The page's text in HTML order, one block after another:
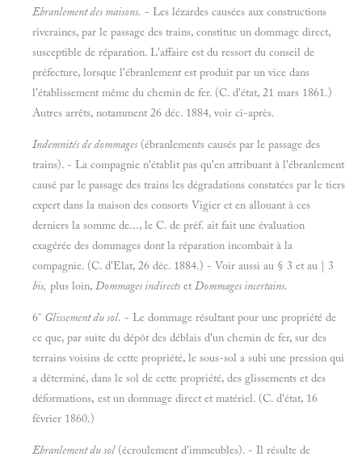
Ebranlement des maisons. - Les lézardes causées aux constructions
riveraines, par le passage des trains, constitue un dommage direct,
susceptible de réparation. L'affaire est du ressort du conseil de
préfecture, lorsque l'ébranlement est produit par un vice dans
l'établissement même du chemin de fer. (C. d'état, 21 mars 1861.)
Autres arrêts, notamment 26 déc. 1884, voir ci-après.
Indemnités de dommages (ébranlements causés par le passage des
trains). - La compagnie n'établit pas qu'en attribuant à l'ébranlement
causé par le passage des trains les dégradations constatées par le tiers
expert dans la maison des consorts Vigier et en allouant à ces
derniers la somme de..., le C. de préf. ait fait une évaluation
exagérée des dommages dont la réparation incombait à la
compagnie. (C. d'Elat, 26 déc. 1884.) - Voir aussi au § 3 et au | 3
bis, plus loin, Dommages indirects etDommages incertains.
6° Glissement du sol. - Le dommage résultant pour une propriété de
ce que, par suite du dépôt des déblais d'un chemin de fer, sur des
terrains voisins de cette propriété, le sous-sol a subi une pression qui
a déterminé, dans le sol de cette propriété, des glissements et des
déformations, est un dommage direct et matériel. (C. d'état, 16
février 1860.)
Ebranlement du sol(écroulement d'immeubles). - Il résulte de